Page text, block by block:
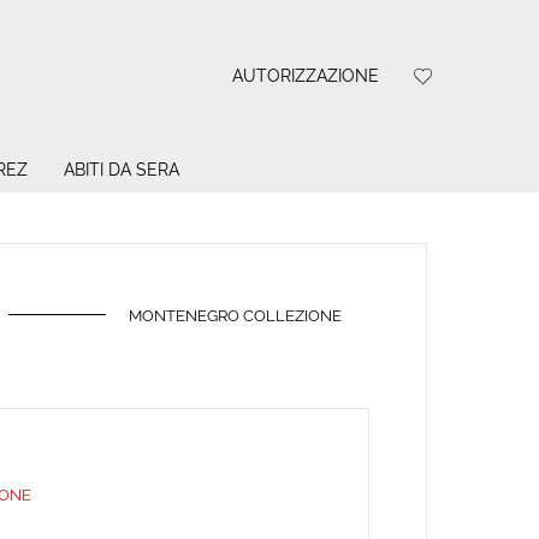
AUTORIZZAZIONE
ABITI DA SERA
MONTENEGRO COLLEZIONE